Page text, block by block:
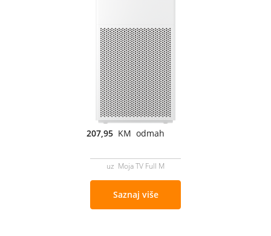
207,95 KM odmah
uz Moja TV Full M
Saznaj više